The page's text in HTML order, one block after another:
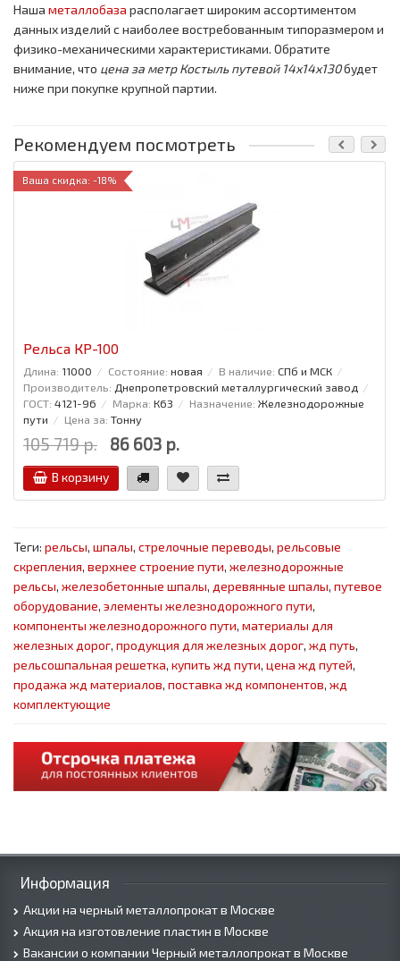
Наша металлобаза располагает широким ассортиментом
данных изделий с наиболее востребованным типоразмером и
физико-механическими характеристиками. Обратите
внимание, что цена за метрКостыль путевой 14х14х130будет
ниже при покупке крупной партии.
Рекомендуем посмотреть
Ваша скидка: -18%
Рельса КР-100
Длина: 11000 Состояние: новая В наличие: СПб и МСК
Производитель: Днепропетровский металлургический завод
ГОСТ: 4121-96 Марка: К63 Назначение: Железнодорожные
пути
Цена за: Тонну
105 719 р. 86 603 р.
В корзину
Теги: рельсы, шпалы, стрелочные переводы, рельсовые
скрепления, верхнее строение пути, железнодорожные
рельсы, железобетонные шпалы, деревянные шпалы, путевое
оборудование, элементы железнодорожного пути,
компоненты железнодорожного пути, материалы для
железных дорог, продукция для железных дорог, жд путь,
рельсошпальная решетка, купить жд пути, цена жд путей,
продажа жд материалов, поставка жд компонентов, жд
комплектующие
Информация
Акции на черный металлопрокат в Москве
Акция на изготовление пластин в Москве
Вакансии о компании Черный металлопрокат в Москве